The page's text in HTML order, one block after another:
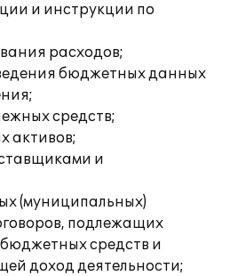
и инструкции по
расходов;
бюджетных данных
средств;
активов;
и
(муниципальных)
подлежащих
средств и
доход деятельности;